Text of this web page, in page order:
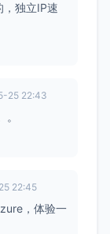
独立IP速
25 22:43
22:45
，体验一